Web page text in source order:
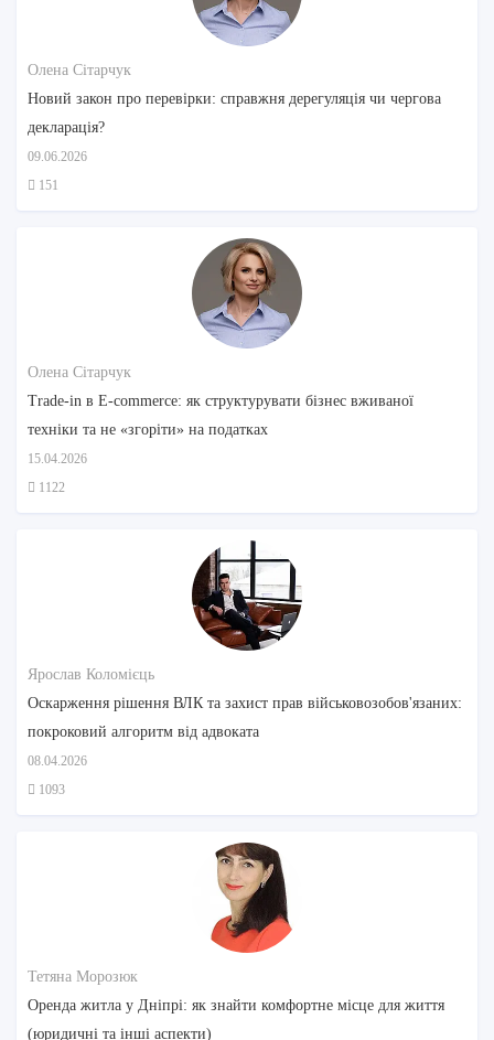
Олена Сітарчук
Новий закон про перевірки: справжня дерегуляція чи чергова
декларація?
09.06.2026
151
Олена Сітарчук
Trade-in в E-commerce: як структурувати бізнес вживаної
техніки та не «згоріти» на податках
15.04.2026
1122
Ярослав Коломієць
Оскарження рішення ВЛК та захист прав військовозобов'язаних:
покроковий алгоритм від адвоката
08.04.2026
1093
Тетяна Морозюк
Оренда житла у Дніпрі: як знайти комфортне місце для життя
(юридичні та інші аспекти)